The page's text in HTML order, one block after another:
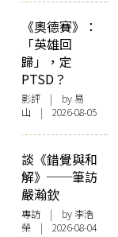
《奧德賽》：
「英雄回
歸」，定
PTSD？
影評 | by 易
山 | 2026-08-05
談《錯覺與和
解》──筆訪
嚴瀚欽
專訪 | by 李浩
榮 | 2026-08-04